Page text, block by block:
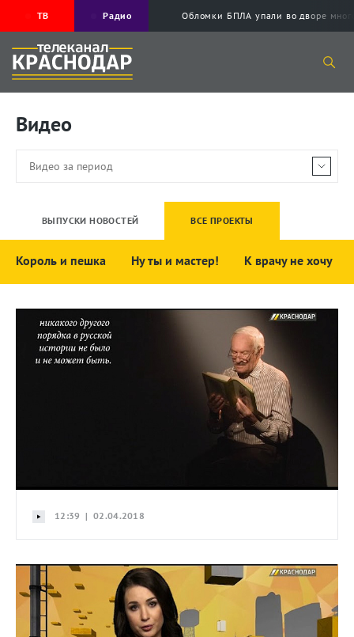
ТВ Радио Обломки БПЛА упали во дворе
Видео
ВЫПУСКИ НОВОСТЕЙ ВСЕ ПРОЕКТЫ
Король и пешка Ну ты и мастер! К врачу не хочу
12:39 | 02.04.2018